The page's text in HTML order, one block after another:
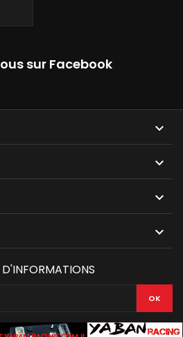
sur Facebook




D'INFORMATIONS